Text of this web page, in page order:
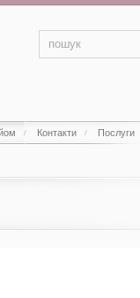
Контакти Послуги